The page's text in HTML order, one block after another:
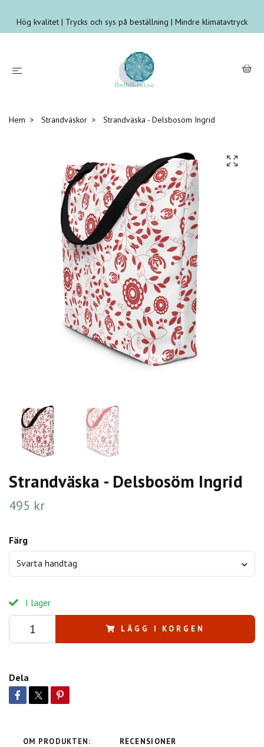
Hög kvalitet | Trycks och sys på beställning | Mindre klimatavtryck
Hem Strandväskor Strandväska - Delsbosöm Ingrid
Strandväska - Delsbosöm Ingrid
495 kr
Färg
Svarta handtag
I lager
LÄGG I KORGEN
Dela
OM PRODUKTEN: RECENSIONER